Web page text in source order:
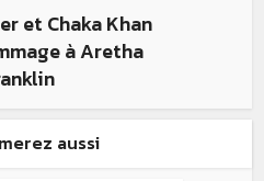
et Chaka Khan
à Aretha
aussi